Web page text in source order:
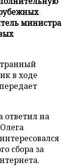
министра
в ходе
ответил на
сбора за